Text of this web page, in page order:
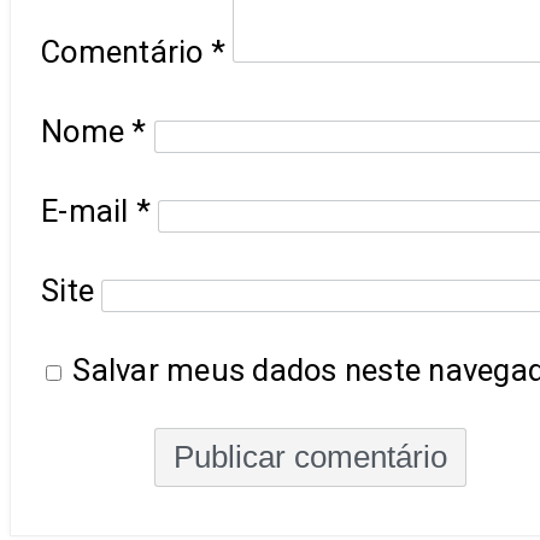
Comentário *
Nome*
E-mail *
Site
Salvar meus dados neste